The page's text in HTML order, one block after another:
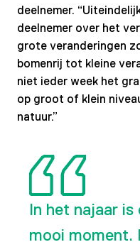
deelnemer.
deelnemer over het
grote veranderingen
bomenrij tot kleine
niet ieder week het
op groot of klein
natuur.”
In het najaar
mooi moment.